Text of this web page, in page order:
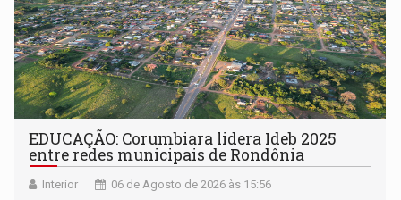
EDUCAÇÃO: Corumbiara lidera Ideb 2025
entre redes municipais de Rondônia
Interior 06 de Agosto de 2026 às 15:56